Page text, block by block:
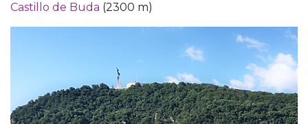
Castillo de Buda (2300 m)